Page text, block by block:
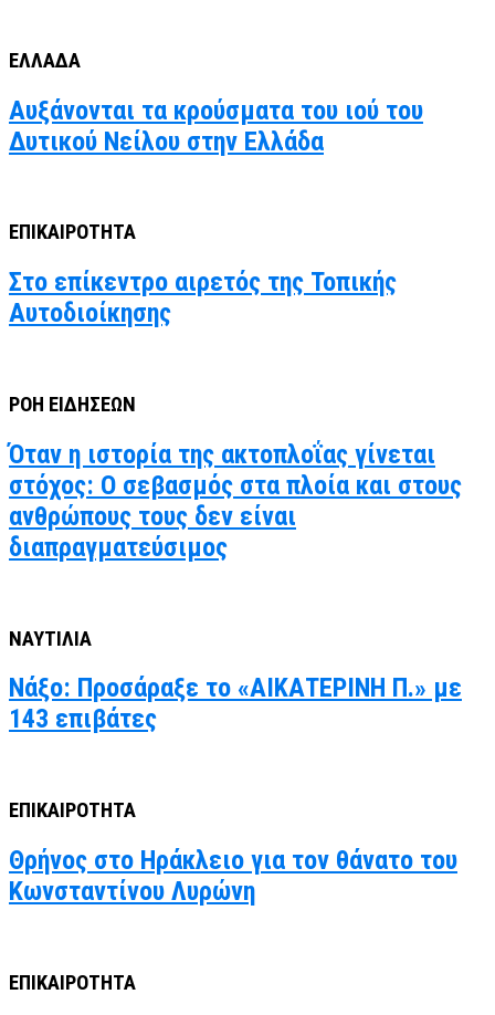
ΕΛΛΑΔΑ
Αυξάνονται τα κρούσματα του ιού του
Δυτικού Νείλου στην Ελλάδα
ΕΠΙΚΑΙΡΟΤΗΤΑ
Στο επίκεντρο αιρετός της Τοπικής
Αυτοδιοίκησης
ΡΟΗ ΕΙΔΗΣΕΩΝ
Όταν η ιστορία της ακτοπλοΐας γίνεται
στόχος: Ο σεβασμός στα πλοία και στους
ανθρώπους τους δεν είναι
διαπραγματεύσιμος
ΝΑΥΤΙΛΙΑ
Νάξο: Προσάραξε το «ΑΙΚΑΤΕΡΙΝΗ Π.» με
143 επιβάτες
ΕΠΙΚΑΙΡΟΤΗΤΑ
Θρήνος στο Ηράκλειο για τον θάνατο του
Κωνσταντίνου Λυρώνη
ΕΠΙΚΑΙΡΟΤΗΤΑ